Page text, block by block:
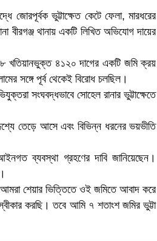
জোরপূর্বক ভুট্টাক্ষেত কেটে ফেলা, মারধরের
বীরগঞ্জ থানায় একটি লিখিত অভিযোগ দায়ের
খতিয়ানভুক্ত ৪১২০ দাগের একটি জমি ক্রয়
সঙ্গে পূর্ব থেকেই বিরোধ চলছিল।
সংঘবদ্ধভাবে সোহেল রানার ভুট্টাক্ষেতে
তেড়ে আসে এবং বিভিন্ন ধরনের ভয়ভীতি
ব্যবস্থা গ্রহণের দাবি জানিয়েছেন।
শেয়ার ভিত্তিতে ওই জমিতে আবাদ করে
করছি। তবে আমি ৭ শতাংশ জমির ভুট্টা